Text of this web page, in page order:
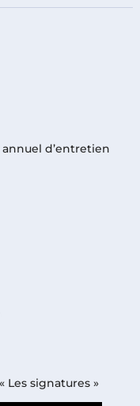
d’entretien
Les signatures »